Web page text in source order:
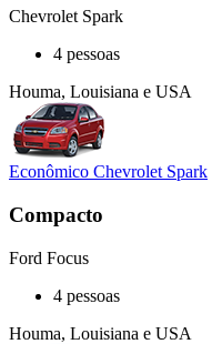
Chevrolet Spark
4 pessoas
Houma, Louisiana e USA
Econômico Chevrolet Spark
Compacto
Ford Focus
4 pessoas
Houma, Louisiana e USA